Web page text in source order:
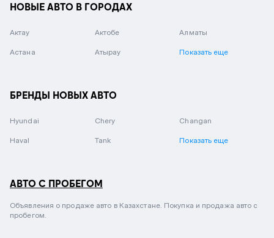
НОВЫЕ АВТО В ГОРОДАХ
Актау Актобе Алматы
Астана Атырау Показать еще
БРЕНДЫ НОВЫХ АВТО
Hyundai Chery Changan
Haval Tank Показать еще
АВТО С ПРОБЕГОМ
Объявления о продаже авто в Казахстане. Покупка и продажа авто с
пробегом.